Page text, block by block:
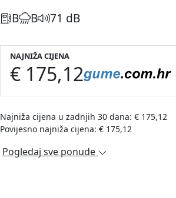
B B 71 dB
NAJNIŽA CIJENA
€ 175,12
Najniža cijena u zadnjih 30 dana: € 175,12
Povijesno najniža cijena: € 175,12
Pogledaj sve ponude